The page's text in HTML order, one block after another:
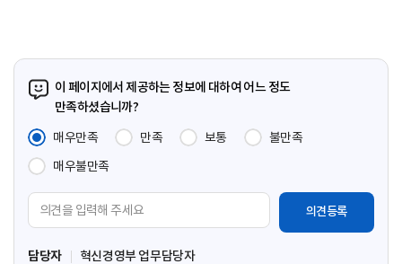
이 페이지에서 제공하는 정보에 대하여 어느 정도
만족하셨습니까?
매우만족
만족 보통
불만족
매우불만족
견
입
담당자 혁신경영부 업무담당자